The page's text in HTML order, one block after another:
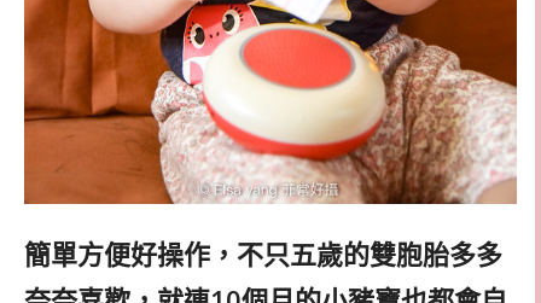
簡單方便好操作，不只五歲的雙胞胎多多